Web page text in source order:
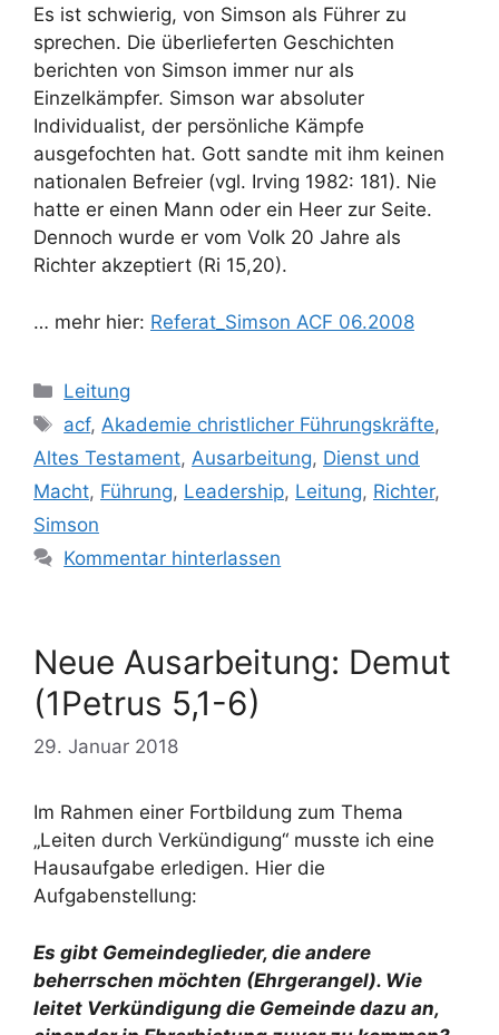
Es ist schwierig, von Simson als Führer zu
sprechen. Die überlieferten Geschichten
berichten von Simson immer nur als
Einzelkämpfer. Simson war absoluter
Individualist, der persönliche Kämpfe
ausgefochten hat. Gott sandte mit ihm keinen
nationalen Befreier (vgl. Irving 1982: 181). Nie
hatte er einen Mann oder ein Heer zur Seite.
Dennoch wurde er vom Volk 20 Jahre als
Richter akzeptiert (Ri 15,20).
… mehr hier: Referat_Simson ACF 06.2008
Kategorien
Leitung
Schlagwörter
acf, Akademie christlicher Führungskräfte,
Altes Testament, Ausarbeitung, Dienst und
Macht, Führung, Leadership, Leitung, Richter,
Simson
Kommentar hinterlassen
Neue Ausarbeitung: Demut
(1Petrus 5,1-6)
29. Januar 2018
Im Rahmen einer Fortbildung zum Thema
„Leiten durch Verkündigung“ musste ich eine
Hausaufgabe erledigen. Hier die
Aufgabenstellung:
Es gibt Gemeindeglieder, die andere
beherrschen möchten (Ehrgerangel). Wie
leitet Verkündigung die Gemeinde dazu an,